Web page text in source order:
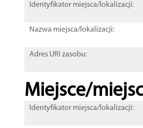
Identyfikator miejsca/lokalizacji:
Nazwa miejsca/lokalizacji:
Adres URI zasobu:
Miejsce/
Identyfikator miejsca/lokalizacji: